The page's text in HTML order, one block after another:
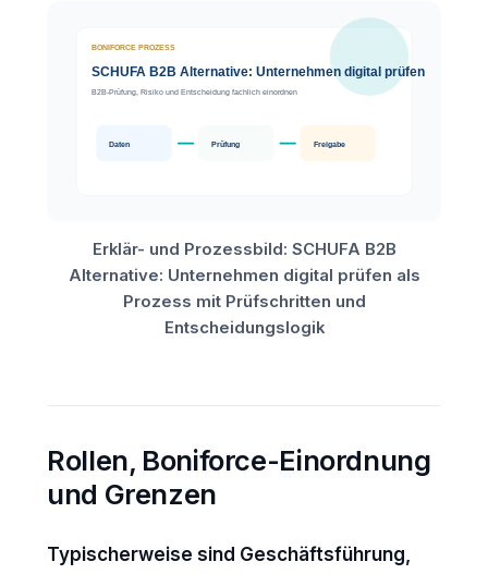
Erklär- und Prozessbild: SCHUFA B2B
Alternative: Unternehmen digital prüfen als
Prozess mit Prüfschritten und
Entscheidungslogik
Rollen, Boniforce-Einordnung
und Grenzen
Typischerweise sind Geschäftsführung,